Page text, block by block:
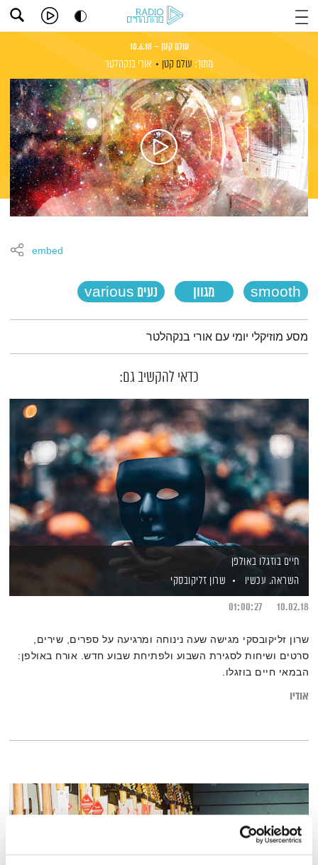
עולם קטן – 10.6.18
מתוך: עולם קטן אורי בנקהלטר
smooth מגוון נעים various
embed
תמצית הפודקאסט
מסע מוזיקלי יומי עם אורי בנקהלטר
כדאי להקשיב גם:
חיים בוזגלו באולפן
השראה. עכשיו
שרון זליקובסקי
10.02.18
01:00:27
שרון זליקובסקי מגישה שעה נינוחה ומרגיעה על ספרים, שירים,
סרטים ושיחות לסגירת השבוע ולפתיחת שבוע חדש. אורח באולפן:
הבמאי חיים בוזגלו.
אודיו